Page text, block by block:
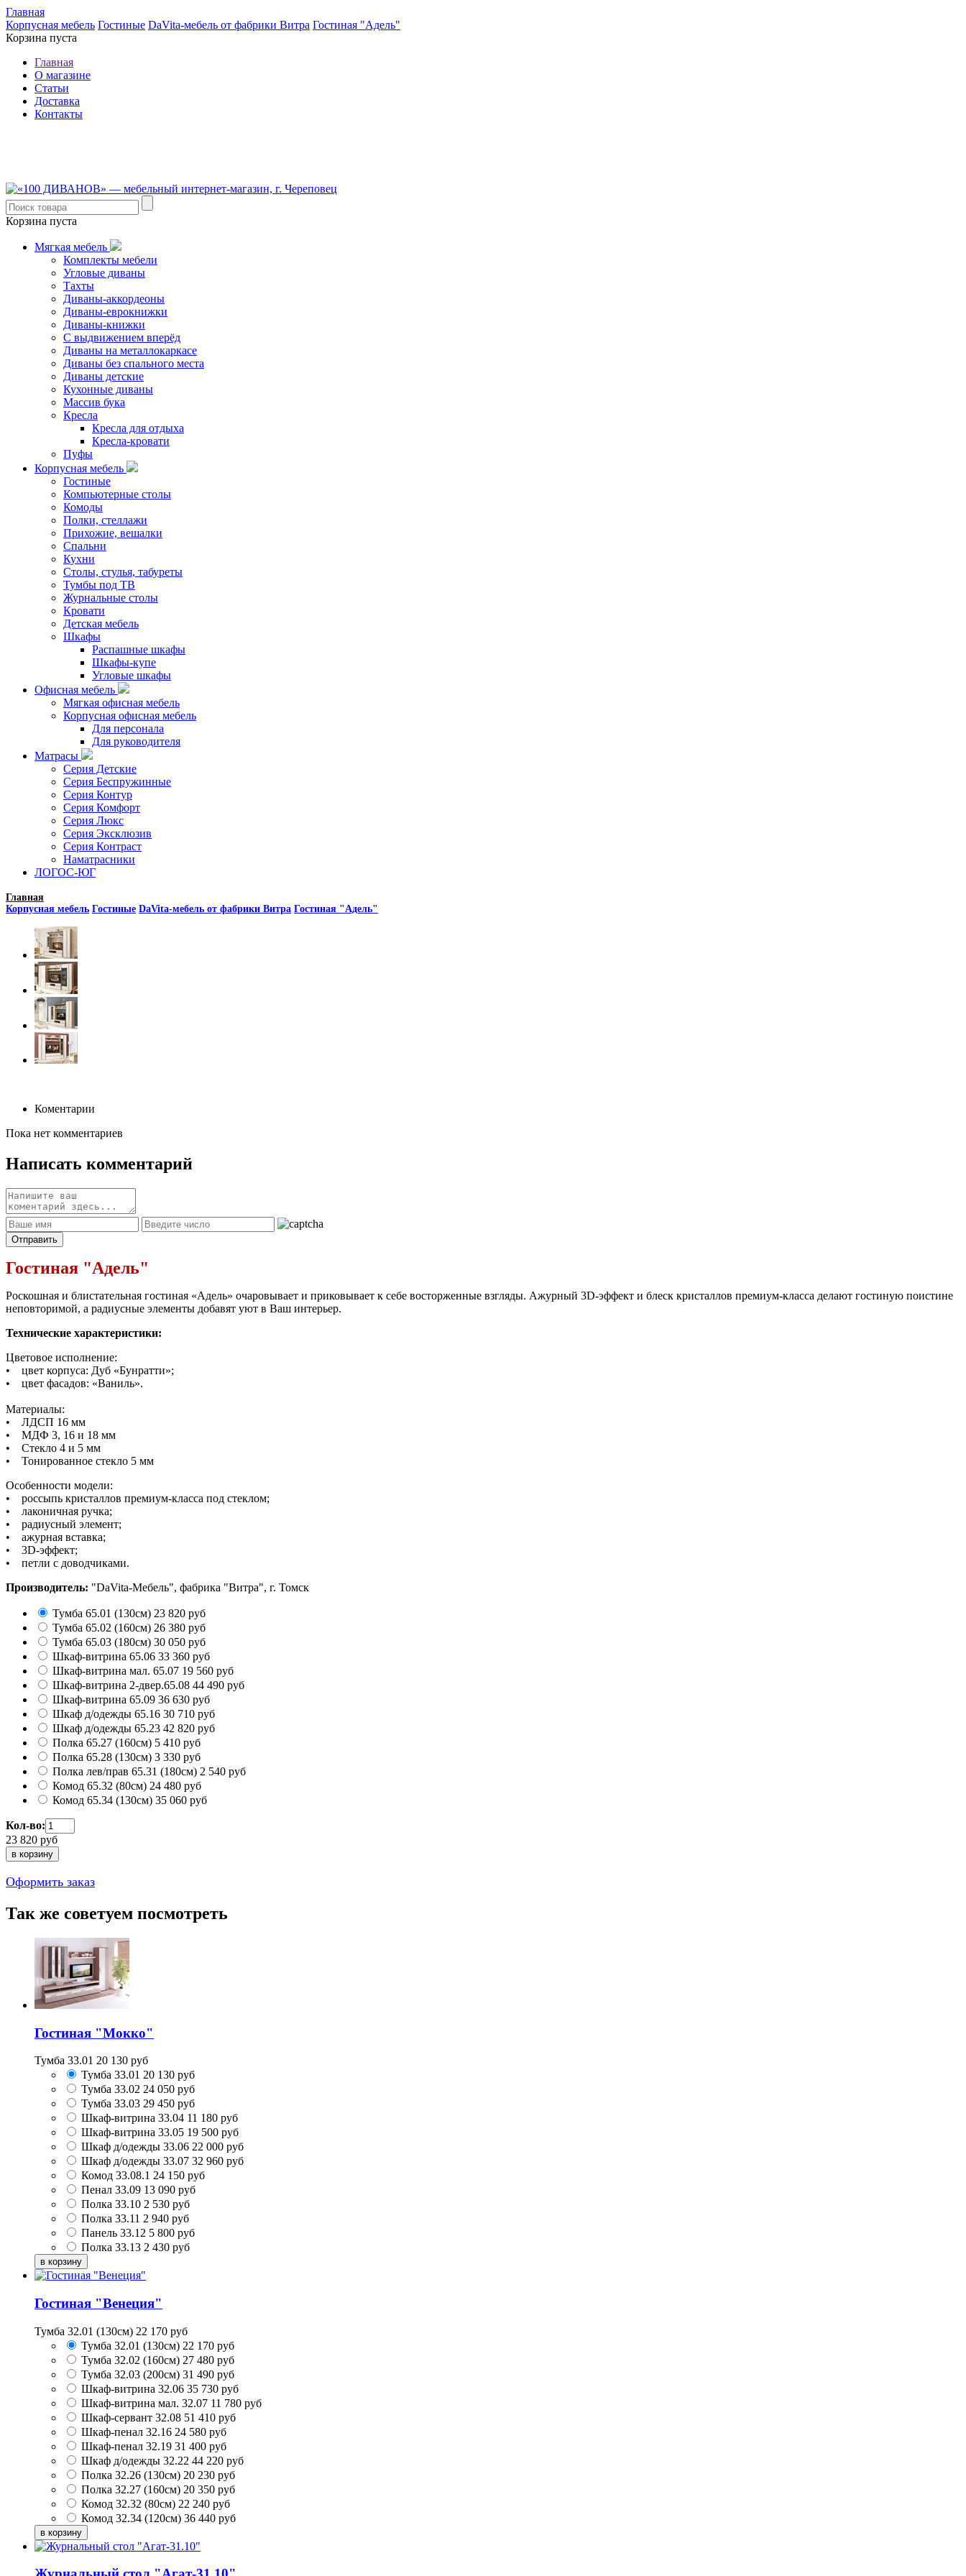
Главная
Корпусная мебель Гостиные DaVita-мебель от фабрики Витра Гостиная "Адель"
Корзина пуста
Главная
О магазине
Статьи
Доставка
Контакты
Корзина пуста
Мягкая мебель
Комплекты мебели
Угловые диваны
Тахты
Диваны-аккордеоны
Диваны-еврокнижки
Диваны-книжки
С выдвижением вперёд
Диваны на металлокаркасе
Диваны без спального места
Диваны детские
Кухонные диваны
Массив бука
Кресла
Кресла для отдыха
Кресла-кровати
Пуфы
Корпусная мебель
Гостиные
Компьютерные столы
Комоды
Полки, стеллажи
Прихожие, вешалки
Спальни
Кухни
Столы, стулья, табуреты
Тумбы под ТВ
Журнальные столы
Кровати
Детская мебель
Шкафы
Распашные шкафы
Шкафы-купе
Угловые шкафы
Офисная мебель
Мягкая офисная мебель
Корпусная офисная мебель
Для персонала
Для руководителя
Матрасы
Серия Детские
Серия Беспружинные
Серия Контур
Серия Комфорт
Серия Люкс
Серия Эксклюзив
Серия Контраст
Наматрасники
ЛОГОС-ЮГ
Главная
Корпусная мебель Гостиные DaVita-мебель от фабрики Витра Гостиная "Адель"
Коментарии
Пока нет комментариев
Написать комментарий
Гостиная "Адель"
Роскошная и блистательная гостиная «Адель» очаровывает и приковывает к себе восторженные взгляды. Ажурный 3D-эффект и блеск кристаллов премиум-класса делают гостиную поистине
неповторимой, а радиусные элементы добавят уют в Ваш интерьер.
Технические характеристики:
Цветовое исполнение:
• цвет корпуса: Дуб «Бунратти»;
• цвет фасадов: «Ваниль».
Материалы:
• ЛДСП 16 мм
• МДФ 3, 16 и 18 мм
• Стекло 4 и 5 мм
• Тонированное стекло 5 мм
Особенности модели:
• россыпь кристаллов премиум-класса под стеклом;
• лаконичная ручка;
• радиусный элемент;
• ажурная вставка;
• 3D-эффект;
• петли с доводчиками.
Производитель: "DaVita-Мебель", фабрика "Витра", г. Томск
Тумба 65.01 (130см) 23 820 руб
Тумба 65.02 (160см) 26 380 руб
Тумба 65.03 (180см) 30 050 руб
Шкаф-витрина 65.06 33 360 руб
Шкаф-витрина мал. 65.07 19 560 руб
Шкаф-витрина 2-двер.65.08 44 490 руб
Шкаф-витрина 65.09 36 630 руб
Шкаф д/одежды 65.16 30 710 руб
Шкаф д/одежды 65.23 42 820 руб
Полка 65.27 (160см) 5 410 руб
Полка 65.28 (130см) 3 330 руб
Полка лев/прав 65.31 (180см) 2 540 руб
Комод 65.32 (80см) 24 480 руб
Комод 65.34 (130см) 35 060 руб
Кол-во:
23 820 руб
Оформить заказ
Так же советуем посмотреть
Гостиная "Мокко"
Тумба 33.01 20 130 руб
Тумба 33.01 20 130 руб
Тумба 33.02 24 050 руб
Тумба 33.03 29 450 руб
Шкаф-витрина 33.04 11 180 руб
Шкаф-витрина 33.05 19 500 руб
Шкаф д/одежды 33.06 22 000 руб
Шкаф д/одежды 33.07 32 960 руб
Комод 33.08.1 24 150 руб
Пенал 33.09 13 090 руб
Полка 33.10 2 530 руб
Полка 33.11 2 940 руб
Панель 33.12 5 800 руб
Полка 33.13 2 430 руб
Гостиная "Венеция"
Тумба 32.01 (130см) 22 170 руб
Тумба 32.01 (130см) 22 170 руб
Тумба 32.02 (160см) 27 480 руб
Тумба 32.03 (200см) 31 490 руб
Шкаф-витрина 32.06 35 730 руб
Шкаф-витрина мал. 32.07 11 780 руб
Шкаф-сервант 32.08 51 410 руб
Шкаф-пенал 32.16 24 580 руб
Шкаф-пенал 32.19 31 400 руб
Шкаф д/одежды 32.22 44 220 руб
Полка 32.26 (130см) 20 230 руб
Полка 32.27 (160см) 20 350 руб
Комод 32.32 (80см) 22 240 руб
Комод 32.34 (120см) 36 440 руб